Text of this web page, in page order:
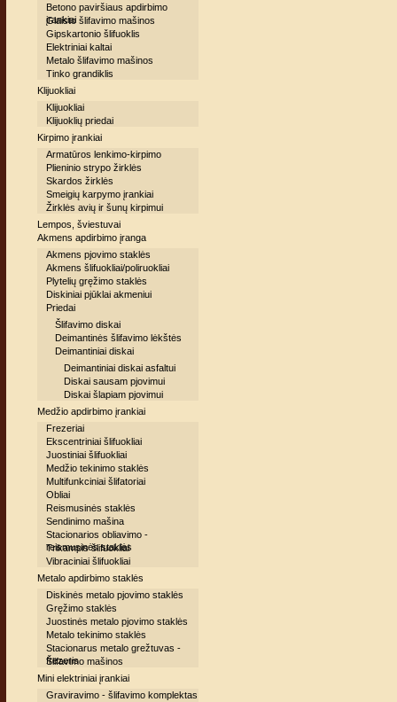
Betono paviršiaus apdirbimo
įrankiai
Glaisto šlifavimo mašinos
Gipskartonio šlifuoklis
Elektriniai kaltai
Metalo šlifavimo mašinos
Tinko grandiklis
Klijuokliai
Klijuokliai
Klijuoklių priedai
Kirpimo įrankiai
Armatūros lenkimo-kirpimo
Plieninio strypo žirklės
Skardos žirklės
Smeigių karpymo įrankiai
Žirklės avių ir šunų kirpimui
Lempos, šviestuvai
Akmens apdirbimo įranga
Akmens pjovimo staklės
Akmens šlifuokliai/poliruokliai
Plytelių gręžimo staklės
Diskiniai pjūklai akmeniui
Priedai
Šlifavimo diskai
Deimantinės šlifavimo lėkštės
Deimantiniai diskai
Deimantiniai diskai asfaltui
Diskai sausam pjovimui
Diskai šlapiam pjovimui
Medžio apdirbimo įrankiai
Frezeriai
Ekscentriniai šlifuokliai
Juostiniai šlifuokliai
Medžio tekinimo staklės
Multifunkciniai šlifatoriai
Obliai
Reismusinės staklės
Sendinimo mašina
Stacionarios obliavimo -
reismusinės staklės
Trikampis šlifuokliai
Vibraciniai šlifuokliai
Metalo apdirbimo staklės
Diskinės metalo pjovimo staklės
Gręžimo staklės
Juostinės metalo pjovimo staklės
Metalo tekinimo staklės
Stacionarus metalo grežtuvas -
frezeris
Šlifavimo mašinos
Mini elektriniai įrankiai
Graviravimo - šlifavimo komplektas